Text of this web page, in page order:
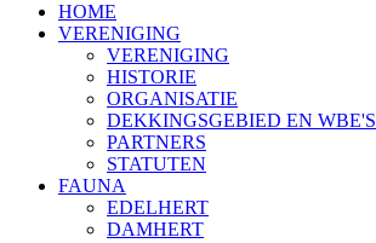
HOME
VERENIGING
VERENIGING
HISTORIE
ORGANISATIE
DEKKINGSGEBIED EN WBE'S
PARTNERS
STATUTEN
FAUNA
EDELHERT
DAMHERT